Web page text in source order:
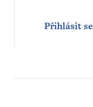
Přihlásit se